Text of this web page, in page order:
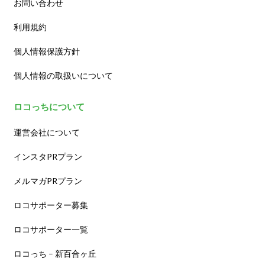
お問い合わせ
利用規約
個人情報保護方針
個人情報の取扱いについて
ロコっちについて
運営会社について
インスタPRプラン
メルマガPRプラン
ロコサポーター募集
ロコサポーター一覧
ロコっち – 新百合ヶ丘